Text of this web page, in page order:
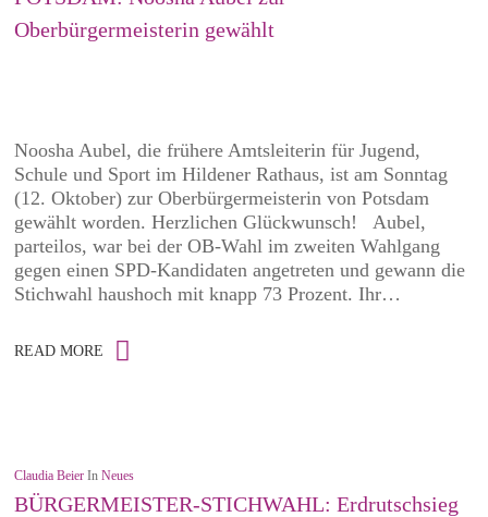
Oberbürgermeisterin gewählt
Noosha Aubel, die frühere Amtsleiterin für Jugend,
Schule und Sport im Hildener Rathaus, ist am Sonntag
(12. Oktober) zur Oberbürgermeisterin von Potsdam
gewählt worden. Herzlichen Glückwunsch! Aubel,
parteilos, war bei der OB-Wahl im zweiten Wahlgang
gegen einen SPD-Kandidaten angetreten und gewann die
Stichwahl haushoch mit knapp 73 Prozent. Ihr…
READ MORE
Claudia Beier InNeues
BÜRGERMEISTER-STICHWAHL: Erdrutschsieg